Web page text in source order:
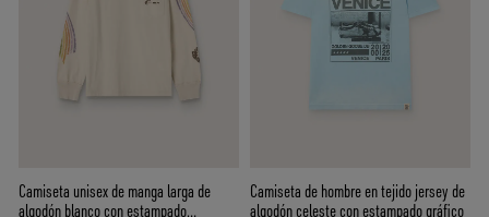
Camiseta unisex de manga larga de
algodón blanco con estampado
Camiseta de hombre en tejido jersey de
algodón celeste con estampado gráfico